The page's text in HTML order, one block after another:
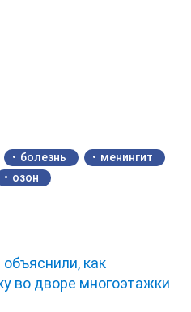
болезнь
менингит
озон
как
во дворе многоэтажки